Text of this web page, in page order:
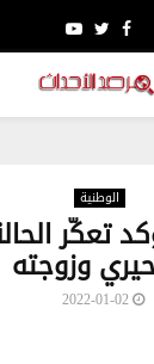
Facebook
Twitter
Youtube
الوطنية
تعكّر
وزوجته
2022-01-02